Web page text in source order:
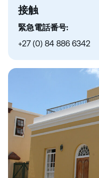
接触
緊急電話番号:
+27 (0) 84 886 6342